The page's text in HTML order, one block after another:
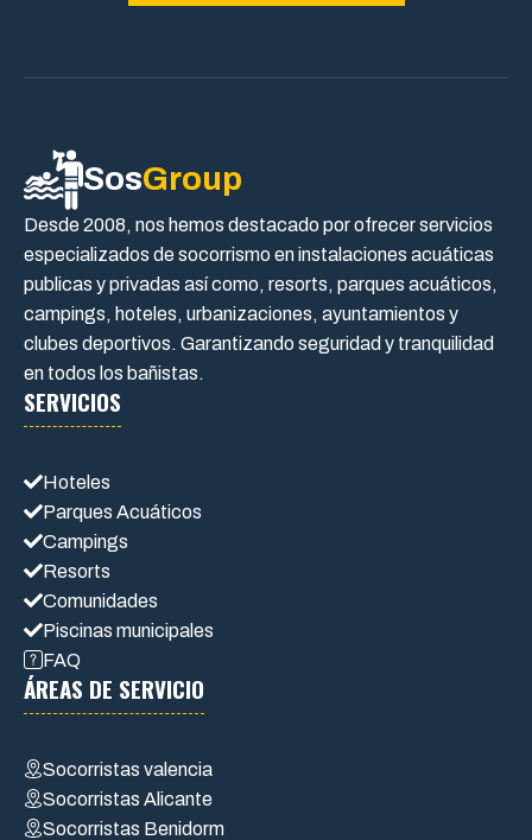
SosGroup
Desde 2008, nos hemos destacado por ofrecer servicios
especializados de socorrismo en instalaciones acuáticas
publicas y privadas así como, resorts, parques acuáticos,
campings, hoteles, urbanizaciones, ayuntamientos y
clubes deportivos. Garantizando seguridad y tranquilidad
en todos los bañistas.
SERVICIOS
Hoteles
Parques Acuáticos
Campings
Resorts
Comunidades
Piscinas municipales
FAQ
ÁREAS DE SERVICIO
Socorristas valencia
Socorristas Alicante
Socorristas Benidorm